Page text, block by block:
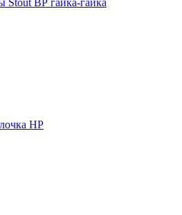
Stout ВР гайка-гайка
НР